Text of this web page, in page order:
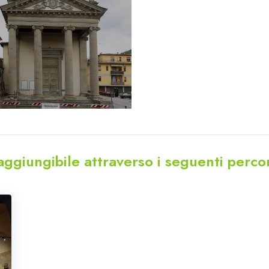
attraverso i seguenti